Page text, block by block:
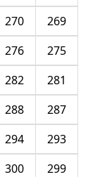
269
270
275
276
281
282
287
288
293
294
299
300